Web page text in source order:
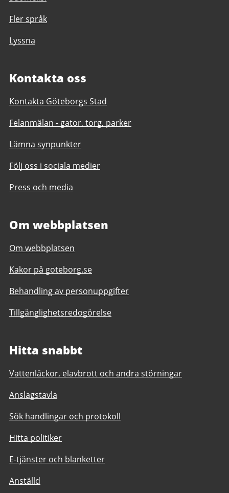
Fler språk
Lyssna
Kontakta oss
Kontakta Göteborgs Stad
Felanmälan - gator, torg, parker
Lämna synpunkter
Följ oss i sociala medier
Press och media
Om webbplatsen
Om webbplatsen
Kakor på goteborg.se
Behandling av personuppgifter
Tillgänglighetsredogörelse
Hitta snabbt
Vattenläckor, elavbrott och andra störningar
Anslagstavla
Sök handlingar och protokoll
Hitta politiker
E-tjänster och blanketter
Anställd